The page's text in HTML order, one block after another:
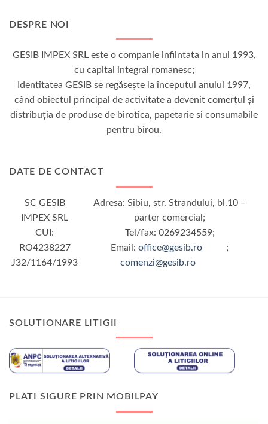
DESPRE NOI
GESIB IMPEX SRL este o companie infiintata in anul 1993,
cu capital integral romanesc;
Identitatea GESIB se regăseşte la începutul anului 1997,
când obiectul principal de activitate a devenit comerţul şi
distribuţia de produse de birotica, papetarie si consumabile
pentru birou.
DATE DE CONTACT
SC GESIB
IMPEX SRL
CUI:
RO4238227
J32/1164/1993
Adresa: Sibiu, str. Strandului, bl.10 –
parter comercial;
Tel/fax: 0269234559;
Email:office@gesib.ro
;
comenzi@gesib.ro
SOLUTIONARE LITIGII
PLATI SIGURE PRIN MOBILPAY